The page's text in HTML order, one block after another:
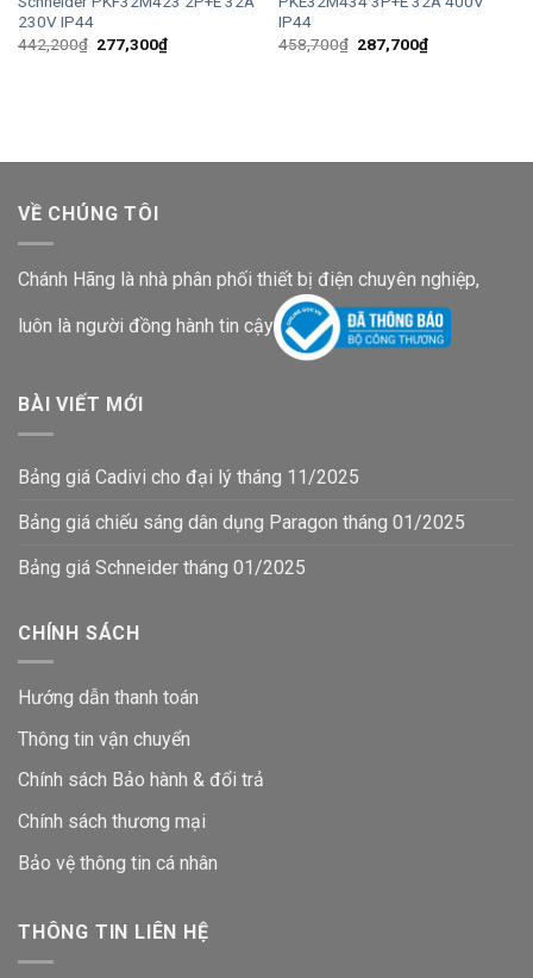
230V IP44
442,200₫ Giá
277,300₫Giá
hiện
IP44
458,700₫ Giá
287,700₫Giá
hiện
VỀ CHÚNG TÔI
Chánh Hãng là nhà phân phối thiết bị điện chuyên nghiệp,
luôn là người đồng hành tin cậy
BÀI VIẾT MỚI
Bảng giá Cadivi cho đại lý tháng 11/2025
Bảng giá chiếu sáng dân dụng Paragon tháng 01/2025
Bảng giá Schneider tháng 01/2025
CHÍNH SÁCH
Hướng dẫn thanh toán
Thông tin vận chuyển
Chính sách Bảo hành & đổi trả
Chính sách thương mại
Bảo vệ thông tin cá nhân
THÔNG TIN LIÊN HỆ